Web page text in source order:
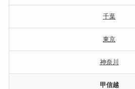
千葉
東京
神奈川
甲信越